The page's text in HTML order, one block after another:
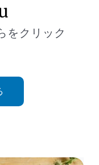
をクリック